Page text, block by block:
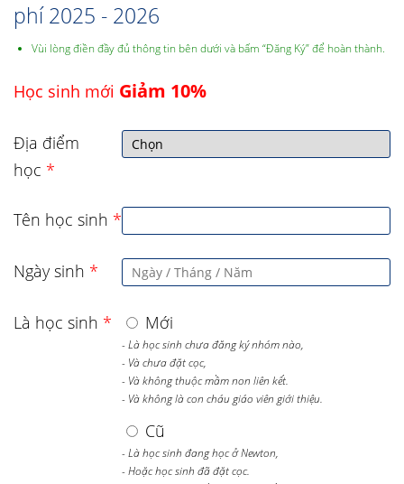
phí 2025 - 2026
Vùi lòng điền đầy đủ thông tin bên dưới và bấm “Đăng Ký” để hoàn thành.
Học sinh mới Giảm 10%
Địa điểm
học *
Tên học sinh *
Ngày sinh *
Là học sinh * Mới
- Là học sinh chưa đăng ký nhóm nào,
- Và chưa đặt cọc,
- Và không thuộc mầm non liên kết.
- Và không là con cháu giáo viên giới thiệu.
Cũ
- Là học sinh đang học ở Newton,
- Hoặc học sinh đã đặt cọc.